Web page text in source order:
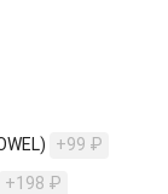
+99 ₽
+198 ₽